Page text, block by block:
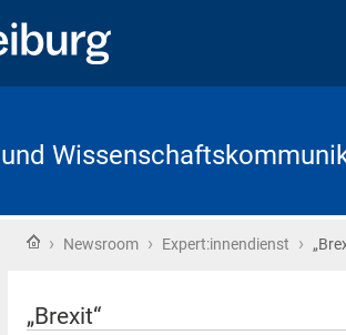
Startseite
› Newsroom › Expert:innendienst ›
„Brexit“